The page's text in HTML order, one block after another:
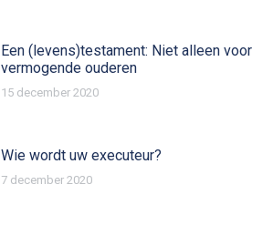
Een (levens)testament: Niet alleen voor
vermogende ouderen
15 december 2020
Wie wordt uw executeur?
7 december 2020